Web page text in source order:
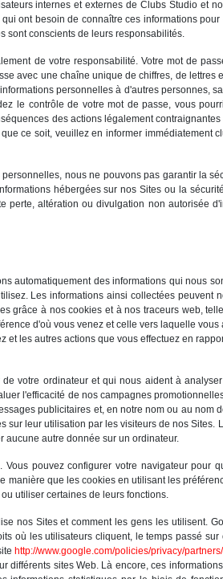
internes et externes de Clubs Studio et
ont besoin de connaître ces informations
sont conscients de leurs responsabilités.
de votre responsabilité. Votre mot de
avec une chaîne unique de chiffres, de lettres
personnelles à d'autres personnes,
le contrôle de votre mot de passe, vous
des actions légalement
ce soit, veuillez en informer immédiatement
nous ne pouvons pas garantir la
hébergées sur nos Sites ou la
altération ou divulgation non autorisée
automatiquement des informations qui nous
Les informations ainsi collectées peuvent
grâce à nos cookies et à nos traceurs web,
d'où vous venez et celle vers laquelle
les autres actions que vous effectuez en
votre ordinateur et qui nous aident à
l'efficacité de nos campagnes
publicitaires et, en notre nom ou au nom
leur utilisation par les visiteurs de nos Sites.
aucune autre donnée sur un ordinateur.
pouvez configurer votre navigateur pour
que les cookies en utilisant les
utiliser certaines de leurs fonctions.
nos Sites et comment les gens les utilisent.
où les utilisateurs cliquent, le temps passé sur
http://www.google.com/policies/privacy/partners/
différents sites Web. Là encore, ces